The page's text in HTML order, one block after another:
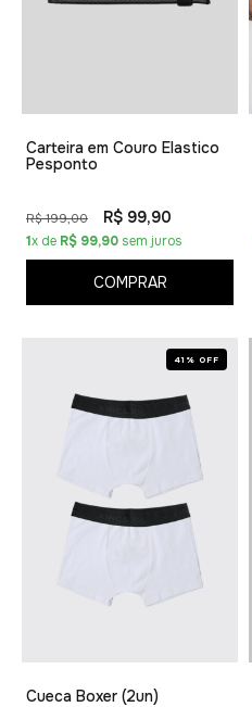
Carteira em Couro Elastico
Pesponto
R$ 199,00 R$ 99,90
1x de R$ 99,90 sem juros
COMPRAR
41% OFF
Cueca Boxer (2un)